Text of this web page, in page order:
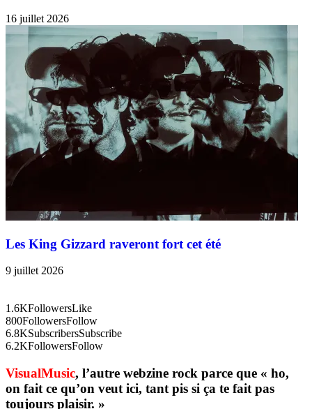
16 juillet 2026
Les King Gizzard raveront fort cet été
9 juillet 2026
1.6KFollowersLike
800FollowersFollow
6.8KSubscribersSubscribe
6.2KFollowersFollow
VisualMusic, l’autre webzine rock parce que « ho,
on fait ce qu’on veut ici, tant pis si ça te fait pas
toujours plaisir. »